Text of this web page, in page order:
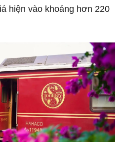
hiện vào khoảng hơn 220